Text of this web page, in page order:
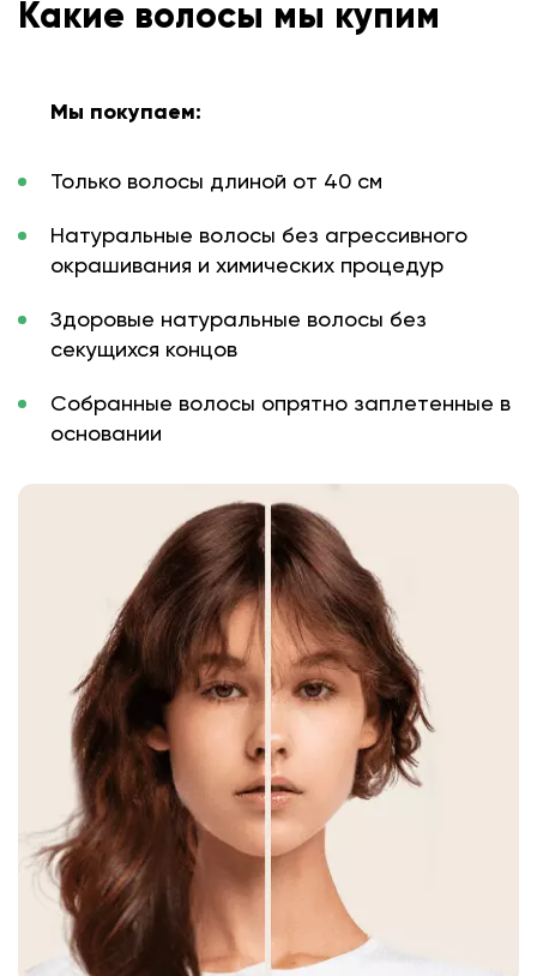
Какие волосы мы купим
Мы покупаем:
Только волосы длиной от 40 см
Натуральные волосы без агрессивного
окрашивания и химических процедур
Здоровые натуральные волосы без
секущихся концов
Собранные волосы опрятно заплетенные в
основании